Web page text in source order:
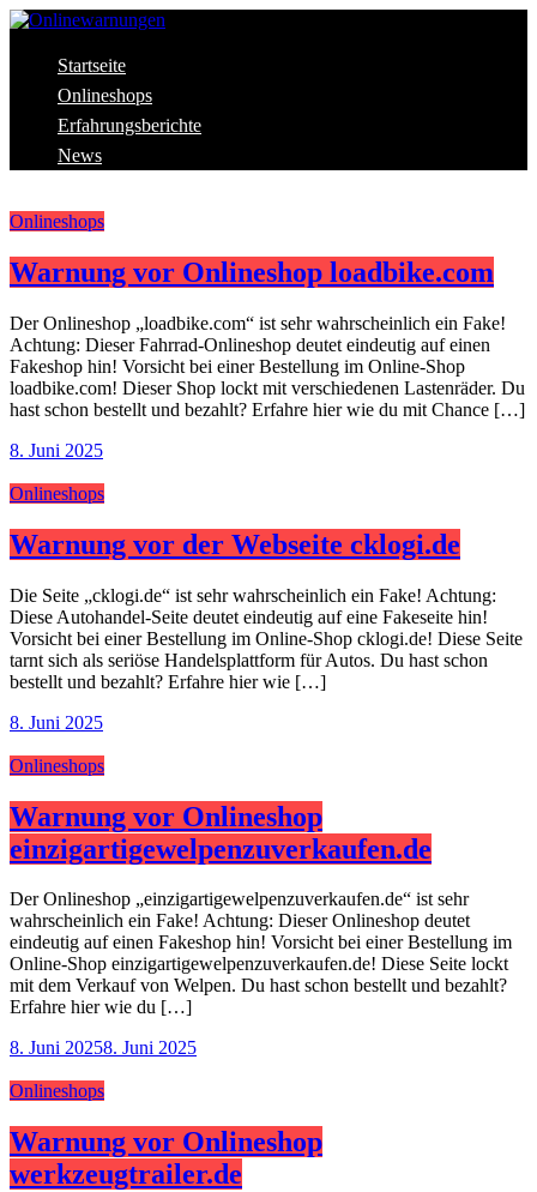
Skip
content
Onlinewarnungen
Aktuelle Warnungen vor Gefahren im Internet
Startseite
Onlineshops
Erfahrungsberichte
News
Onlineshops
Warnung vor Onlineshop loadbike.com
Der Onlineshop „loadbike.com“ ist sehr wahrscheinlich ein Fake!
Achtung: Dieser Fahrrad-Onlineshop deutet eindeutig auf einen
Fakeshop hin! Vorsicht bei einer Bestellung im Online-Shop
loadbike.com! Dieser Shop lockt mit verschiedenen Lastenräder. Du
hast schon bestellt und bezahlt? Erfahre hier wie du mit Chance […]
8. Juni 2025
Onlineshops
Warnung vor der Webseite cklogi.de
Die Seite „cklogi.de“ ist sehr wahrscheinlich ein Fake! Achtung:
Diese Autohandel-Seite deutet eindeutig auf eine Fakeseite hin!
Vorsicht bei einer Bestellung im Online-Shop cklogi.de! Diese Seite
tarnt sich als seriöse Handelsplattform für Autos. Du hast schon
bestellt und bezahlt? Erfahre hier wie […]
8. Juni 2025
Onlineshops
Warnung vor Onlineshop
einzigartigewelpenzuverkaufen.de
Der Onlineshop „einzigartigewelpenzuverkaufen.de“ ist sehr
wahrscheinlich ein Fake! Achtung: Dieser Onlineshop deutet
eindeutig auf einen Fakeshop hin! Vorsicht bei einer Bestellung im
Online-Shop einzigartigewelpenzuverkaufen.de! Diese Seite lockt
mit dem Verkauf von Welpen. Du hast schon bestellt und bezahlt?
Erfahre hier wie du […]
8. Juni 20258. Juni 2025
Onlineshops
Warnung vor Onlineshop
werkzeugtrailer.de